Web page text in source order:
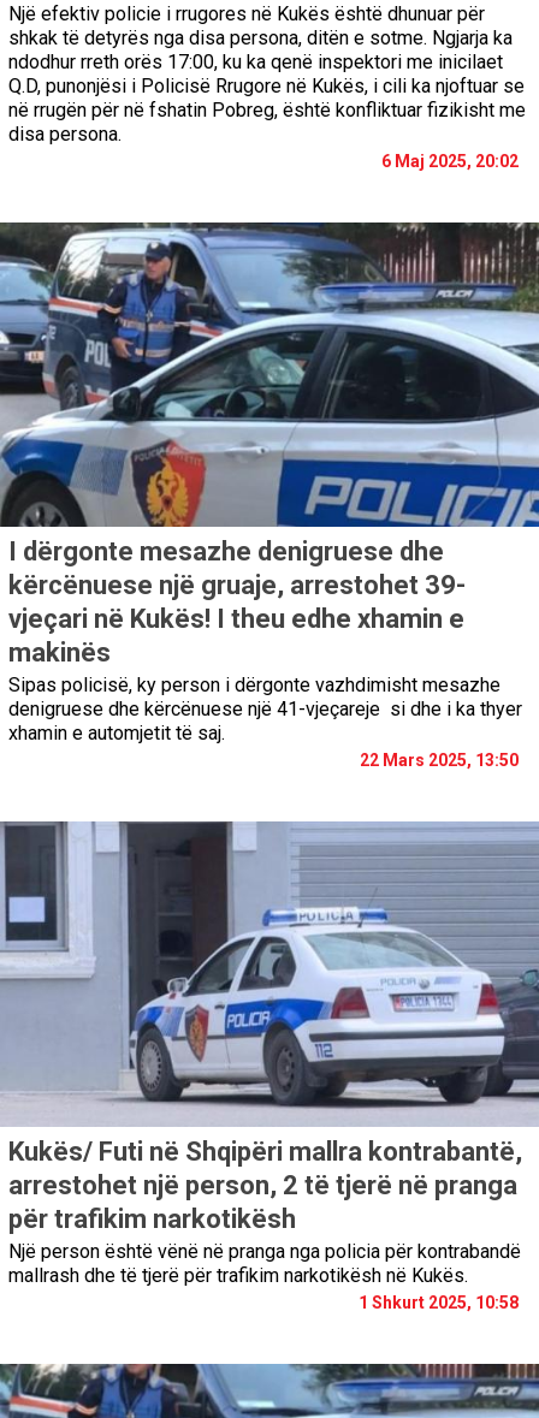
Një efektiv policie i rrugores në Kukës është dhunuar për
shkak të detyrës nga disa persona, ditën e sotme. Ngjarja ka
ndodhur rreth orës 17:00, ku ka qenë inspektori me inicilaet
Q.D, punonjësi i Policisë Rrugore në Kukës, i cili ka njoftuar se
në rrugën për në fshatin Pobreg, është konfliktuar fizikisht me
disa persona.
6 Maj 2025, 20:02
I dërgonte mesazhe denigruese dhe
kërcënuese një gruaje, arrestohet 39-
vjeçari në Kukës! I theu edhe xhamin e
makinës
Sipas policisë, ky person i dërgonte vazhdimisht mesazhe
denigruese dhe kërcënuese një 41-vjeçareje si dhe i ka thyer
xhamin e automjetit të saj.
22 Mars 2025, 13:50
Kukës/ Futi në Shqipëri mallra kontrabantë,
arrestohet një person, 2 të tjerë në pranga
për trafikim narkotikësh
Një person është vënë në pranga nga policia për kontrabandë
mallrash dhe të tjerë për trafikim narkotikësh në Kukës.
1 Shkurt 2025, 10:58